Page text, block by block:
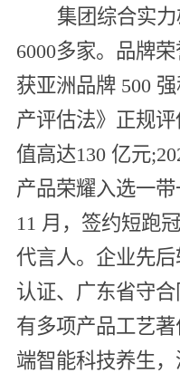
集团综合实
6000多家。品牌
获亚洲品牌 500
产评估法》正规
值高达130 亿元
产品荣耀入选一
11 月，签约短跑
代言人。企业先
认证、广东省守
有多项产品工艺
端智能科技养生